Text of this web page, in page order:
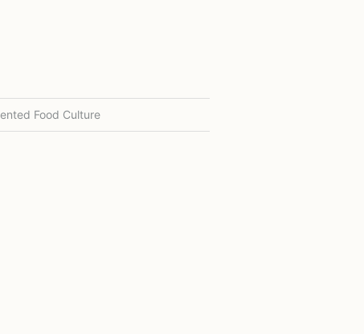
Food Culture